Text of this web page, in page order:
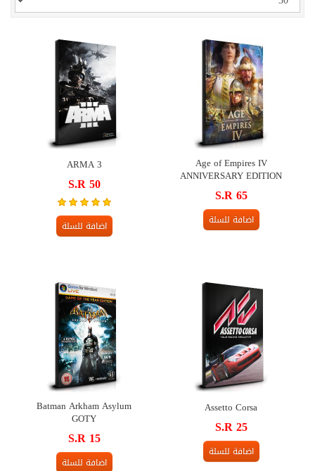
Age of Empires IV
ANNIVERSARY EDITION
S.R 65
اضافة للسلة
ARMA 3
S.R 50
اضافة للسلة
Assetto Corsa
S.R 25
اضافة للسلة
Batman Arkham Asylum
GOTY
S.R 15
اضافة للسلة